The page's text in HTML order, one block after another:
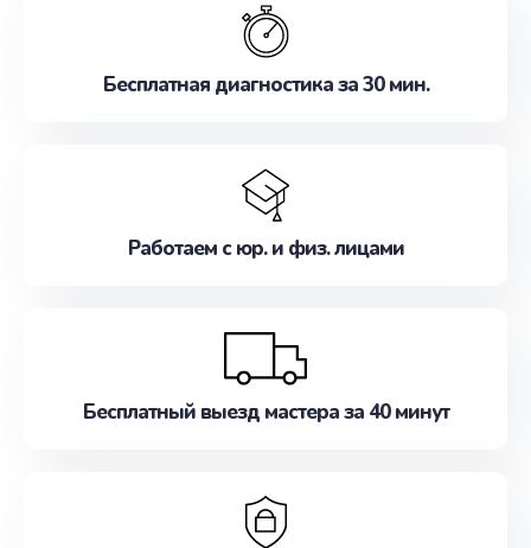
наилучшим образом. Не медлите записаться на
Бесплатная диагностика за 30 мин.
Работаем с юр. и физ. лицами
Бесплатный выезд мастера за 40 минут